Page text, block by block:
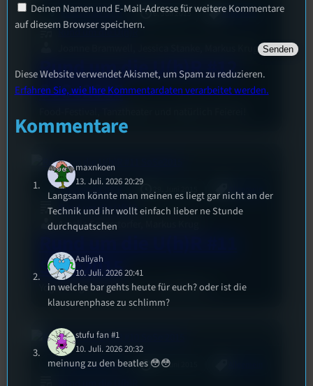
mic Rund um die U(h)R 6. Juli 2015 Allgemein
Rund um die U(h)R
Joanne Bramwell, Jessica Stanke, Markus Krug
Rund um die U(h)R #12
SoSe2015
mic Rund um die U(h)R 29. Juni 2015 Allgemein
Rund um die U(h)R
Amelie Eggerstorfer, Markus Krug
SoSe2015
Yoga, die guten alten 90er und Babbülon!
mic Rund um die U(h)R 22. Juni 2015
Deinen Namen und E-Mail-Adresse für weitere Kommentare
auf diesem Browser speichern.
Diese Website verwendet Akismet, um Spam zu reduzieren.
Erfahren Sie, wie Ihre Kommentardaten verarbeitet werden.
Kommentare
maxnkoen
13. Juli. 2026 20:29
Langsam könnte man meinen es liegt gar nicht an der
Technik und ihr wollt einfach lieber ne Stunde
durchquatschen
Aaliyah
10. Juli. 2026 20:41
in welche bar gehts heute für euch? oder ist die
klausurenphase zu schlimm?
stufu fan #1
10. Juli. 2026 20:32
meinung zu den beatles 😳😳